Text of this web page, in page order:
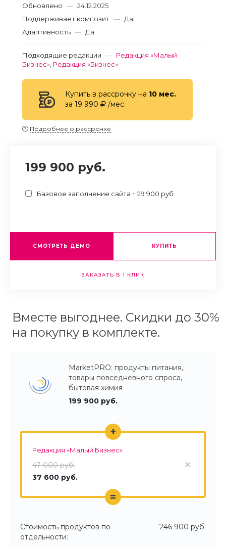
Обновлено — 24.12.2025
Поддерживает композит — Да
Адаптивность — Да
Подходящие редакции — Редакция «Малый
Бизнес» Редакция «Бизнес»
Купить в рассрочку на 10 мес.
за 19 990
/мес.
Подробнее о рассрочке
199 900 руб.
Базовое заполнение сайта + 29 900 руб.
СМОТРЕТЬ ДЕМО КУПИТЬ
ЗАКАЗАТЬ В 1 КЛИК
Вместе выгоднее. Скидки до 30%
на покупку в комплекте.
MarketPRO: продукты питания,
товары повседневного спроса,
бытовая химия
199 900 руб.
Редакция «Малый Бизнес»
47 000 руб.
37 600 руб.
+
=
Стоимость продуктов по
отдельности:
246 900 руб.